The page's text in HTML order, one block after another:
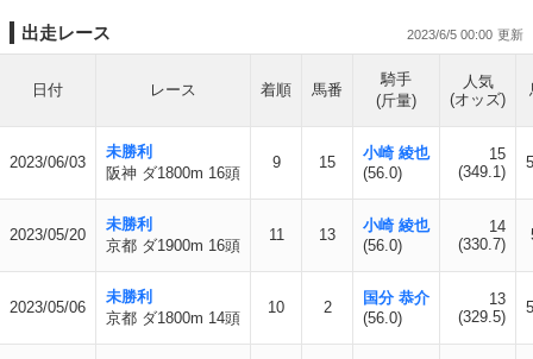
出走レース 2023/6/5 00:00
日付 レース 着順 馬番
騎手
(斤量)
人気
(オッズ)
2023/06/03
未勝利
阪神 ダ1800m 16頭
9 15
小崎 綾也
(56.0)
15
(349.1)
2023/05/20
未勝利
京都 ダ1900m 16頭
11 13
小崎 綾也
(56.0)
14
(330.7)
2023/05/06
未勝利
京都 ダ1800m 14頭
10 2
国分 恭介
(56.0)
13
(329.5)